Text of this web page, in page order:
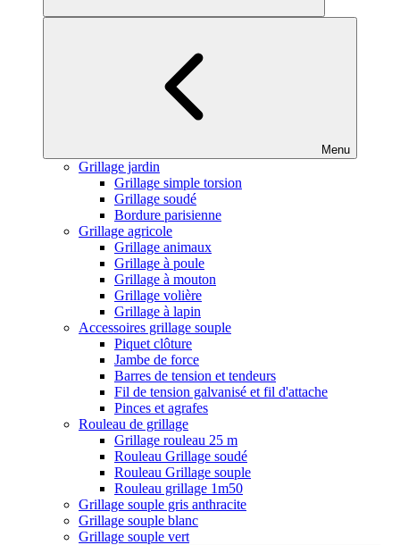
Menu
Grillage jardin
Grillage simple torsion
Grillage soudé
Bordure parisienne
Grillage agricole
Grillage animaux
Grillage à poule
Grillage à mouton
Grillage volière
Grillage à lapin
Accessoires grillage souple
Piquet clôture
Jambe de force
Barres de tension et tendeurs
Fil de tension galvanisé et fil d'attache
Pinces et agrafes
Rouleau de grillage
Grillage rouleau 25 m
Rouleau Grillage soudé
Rouleau Grillage souple
Rouleau grillage 1m50
Grillage souple gris anthracite
Grillage souple blanc
Grillage souple vert